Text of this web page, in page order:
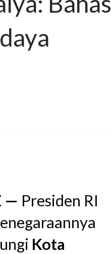
— Presiden RI
Kota